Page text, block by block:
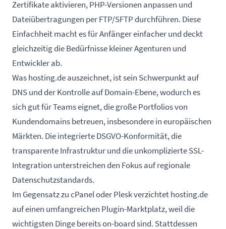
Zertifikate aktivieren, PHP-Versionen anpassen und
Dateiübertragungen per FTP/SFTP durchführen. Diese
Einfachheit macht es für Anfänger einfacher und deckt
gleichzeitig die Bedürfnisse kleiner Agenturen und
Entwickler ab.
Was hosting.de auszeichnet, ist sein Schwerpunkt auf
DNS und der Kontrolle auf Domain-Ebene, wodurch es
sich gut für Teams eignet, die große Portfolios von
Kundendomains betreuen, insbesondere in europäischen
Märkten. Die integrierte DSGVO-Konformität, die
transparente Infrastruktur und die unkomplizierte SSL-
Integration unterstreichen den Fokus auf regionale
Datenschutzstandards.
Im Gegensatz zu cPanel oder Plesk verzichtet hosting.de
auf einen umfangreichen Plugin-Marktplatz, weil die
wichtigsten Dinge bereits on-board sind. Stattdessen